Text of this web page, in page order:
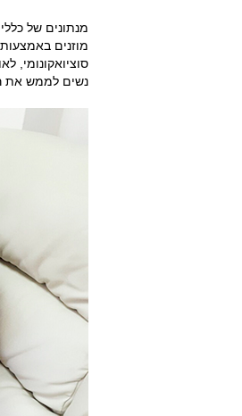
מוזנים
סוציואקונומי,
נשים לממש את